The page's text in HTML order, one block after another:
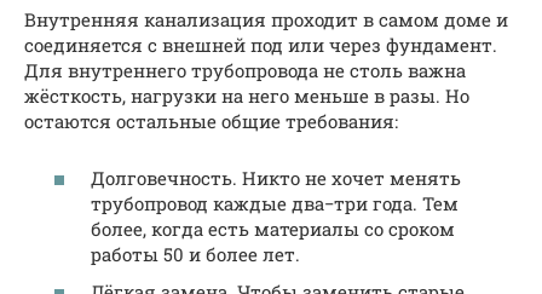
Внутренняя канализация проходит в самом доме и
соединяется с внешней под или через фундамент.
Для внутреннего трубопровода не столь важна
жёсткость, нагрузки на него меньше в разы. Но
остаются остальные общие требования:
Долговечность. Никто не хочет менять
трубопровод каждые два−три года. Тем
более, когда есть материалы со сроком
работы 50 и более лет.